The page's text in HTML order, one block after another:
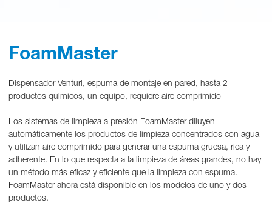
FoamMaster
Dispensador Venturi, espuma de montaje en pared, hasta 2
productos químicos, un equipo, requiere aire comprimido
Los sistemas de limpieza a presión FoamMaster diluyen
automáticamente los productos de limpieza concentrados con agua
y utilizan aire comprimido para generar una espuma gruesa, rica y
adherente. En lo que respecta a la limpieza de áreas grandes, no hay
un método más eficaz y eficiente que la limpieza con espuma.
FoamMaster ahora está disponible en los modelos de uno y dos
productos.